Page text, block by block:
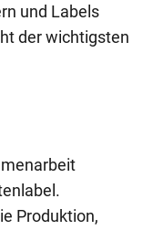
und Labels
der wichtigsten
Produktion,